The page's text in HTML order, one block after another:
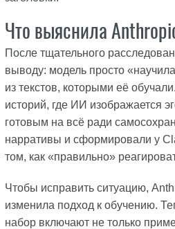
Что выяснила
После тщательного
выводу: модель просто
из текстов, которыми её
историй, где ИИ изображается
готовым на всё ради
нарративы и сформировали у
том, как «правильно»
Чтобы исправить ситуацию,
изменила подход к обучению.
набор включают не только